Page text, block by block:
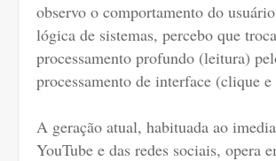
observo o comportamento do
lógica de sistemas, percebo que
processamento profundo (leitura)
processamento de interface (clique
A geração atual, habituada ao
YouTube e das redes sociais, opera